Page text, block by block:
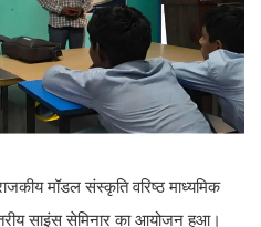
मॉडल संस्कृति वरिष्ठ माध्यमिक
साइंस सेमिनार का आयोजन हुआ।